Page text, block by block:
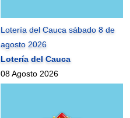
Lotería del Cauca sábado 8 de
agosto 2026
Lotería del Cauca
08 Agosto 2026